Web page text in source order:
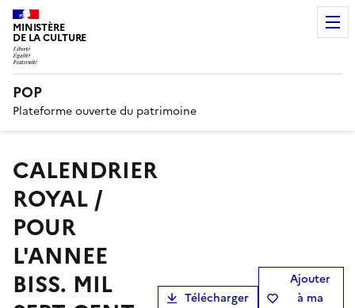
MINISTÈRE
DE LA CULTURE
POP
Plateforme ouverte du patrimoine
CALENDRIER
ROYAL /
POUR
L'ANNEE
BISS. MIL
Télécharger
Ajouter
à ma